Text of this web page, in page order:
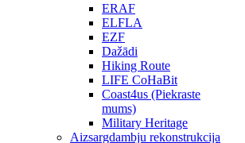
ERAF
ELFLA
EZF
Dažādi
Hiking Route
LIFE CoHaBit
Coast4us (Piekraste
mums)
Military Heritage
Aizsargdambju rekonstrukcija